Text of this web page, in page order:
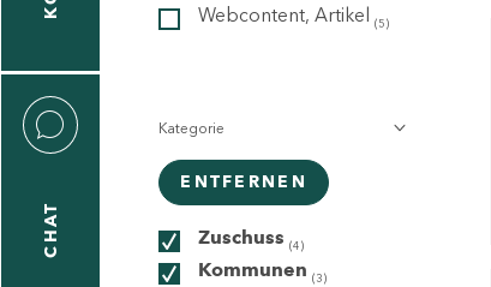
CHAT
Webcontent, Artikel (5)
Kategorie
ENTFERNEN
Zuschuss (4)
Kommunen (3)